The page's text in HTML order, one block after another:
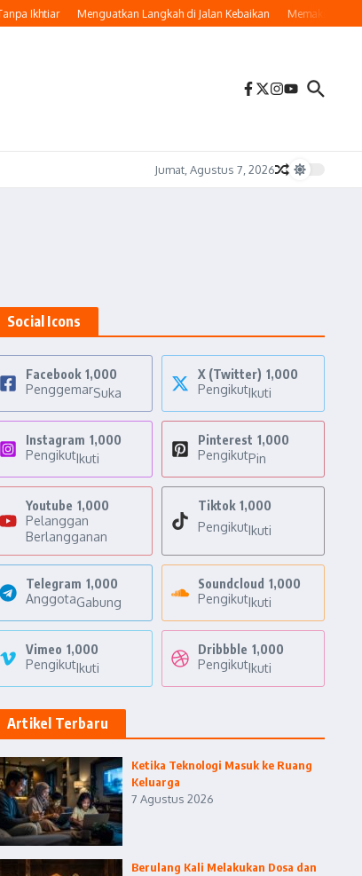
Ikhtiar Menguatkan Langkah di Jalan Kebaikan Memaknai
Jumat, Agustus 7, 2026
Social Icons
Facebook 1,000
PenggemarSuka
X (Twitter) 1,000
PengikutIkuti
Instagram 1,000
PengikutIkuti
Pinterest 1,000
PengikutPin
Youtube 1,000
Pelanggan
Berlangganan
Tiktok 1,000
PengikutIkuti
Telegram 1,000
AnggotaGabung
Soundcloud 1,000
PengikutIkuti
Vimeo 1,000
PengikutIkuti
Dribbble 1,000
PengikutIkuti
Artikel Terbaru
Ketika Teknologi Masuk ke Ruang
Keluarga
7 Agustus 2026
Berulang Kali Melakukan Dosa dan